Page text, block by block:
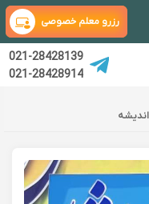
رزرو معلم خصوصی
021-28428139
021-28428914